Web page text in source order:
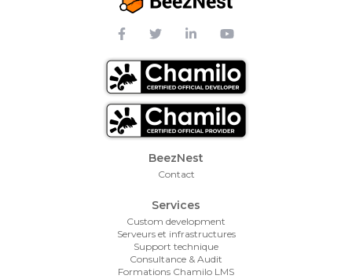
Footer Menu
BeezNest
Contact
Services
Custom development
Serveurs et infrastructures
Support technique
Consultance & Audit
Formations Chamilo LMS